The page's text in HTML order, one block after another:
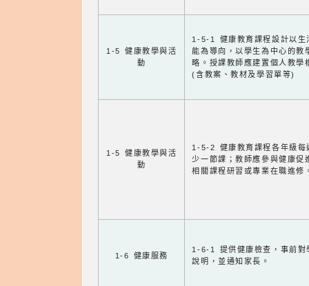
1-5 健康教學與活
動
1-5-1 健康教育課程設計以生
能為導向，以學生為中心的教
略。授課教師應建置個人教學
(含教案、教材及學習單等)
1-5 健康教學與活
動
1-5-2 健康教育課程各年級每
少一節課；教師應參與健康促
相關課程研習或專業在職進修
1-6 健康服務
1-6-1 提供健康檢查，事前對
說明，並通知家長。